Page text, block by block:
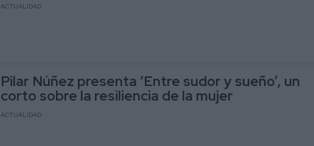
ACTUALIDAD
Pilar Núñez presenta ‘Entre sudor y sueño’, un
corto sobre la resiliencia de la mujer
ACTUALIDAD